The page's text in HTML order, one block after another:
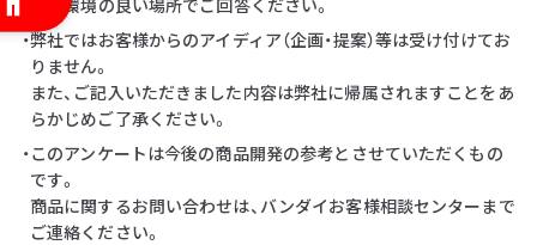
・弊社ではお客様からのアイディア（企画・提案）等は受け付けてお
りません。
また、ご記入いただきました内容は弊社に帰属されますことをあ
らかじめご了承ください。
・このアンケートは今後の商品開発の参考とさせていただくもの
です。
商品に関するお問い合わせは、バンダイお客様相談センターまで
ご連絡ください。